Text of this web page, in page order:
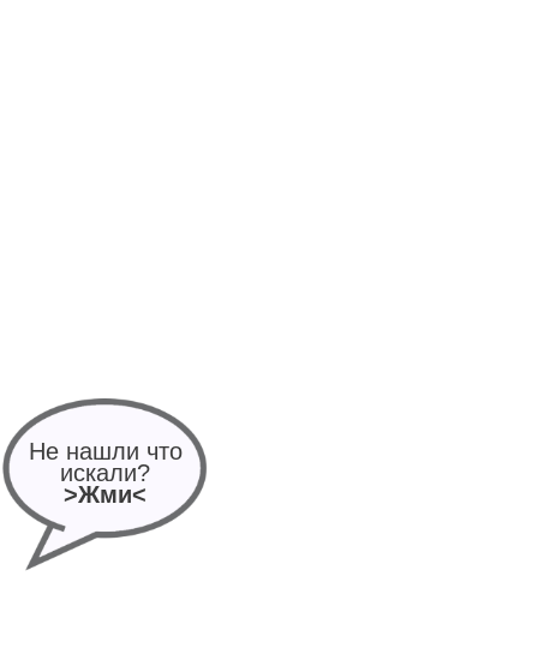
Не нашли что
искали?
>Жми<